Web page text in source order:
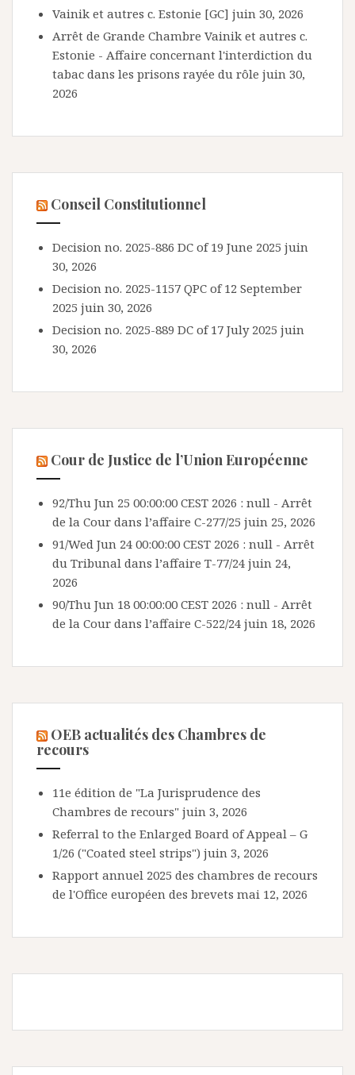
Vainik et autres c. Estonie [GC] juin 30, 2026
Arrêt de Grande Chambre Vainik et autres c.
Estonie - Affaire concernant l'interdiction du
tabac dans les prisons rayée du rôle juin 30,
2026
Conseil Constitutionnel
Decision no. 2025-886 DC of 19 June 2025 juin
30, 2026
Decision no. 2025-1157 QPC of 12 September
2025 juin 30, 2026
Decision no. 2025-889 DC of 17 July 2025 juin
30, 2026
Cour de Justice de l’Union Européenne
92/Thu Jun 25 00:00:00 CEST 2026 : null - Arrêt
de la Cour dans l’affaire C-277/25 juin 25, 2026
91/Wed Jun 24 00:00:00 CEST 2026 : null - Arrêt
du Tribunal dans l’affaire T-77/24 juin 24,
2026
90/Thu Jun 18 00:00:00 CEST 2026 : null - Arrêt
de la Cour dans l’affaire C-522/24 juin 18, 2026
OEB actualités des Chambres de
recours
11e édition de "La Jurisprudence des
Chambres de recours" juin 3, 2026
Referral to the Enlarged Board of Appeal – G
1/26 ("Coated steel strips") juin 3, 2026
Rapport annuel 2025 des chambres de recours
de l'Office européen des brevets mai 12, 2026